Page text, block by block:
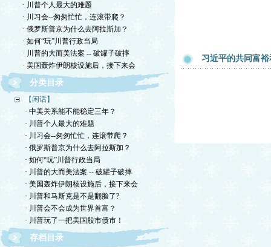
· 川普个人最大的难题
· 川习会--匆匆忙忙，连滚带爬？
· 俄罗斯普京为什么去阿拉斯加？
· 如何“玩”川普行政当局
· 川普的大而美法案 -- 破罐子破摔
· 美国轰炸伊朗核设施后，接下来会
分类目录
【闲话】
· 中美关系能不能稳定三年？
· 川普个人最大的难题
· 川习会--匆匆忙忙，连滚带爬？
· 俄罗斯普京为什么去阿拉斯加？
· 如何“玩”川普行政当局
· 川普的大而美法案 -- 破罐子破摔
· 美国轰炸伊朗核设施后，接下来会
· 川普和马斯克是不是翻脸了?
· 川普会不会成为世界首富？
· 川普玩了一把美国股市债市！
存档目录
习近平的共同富